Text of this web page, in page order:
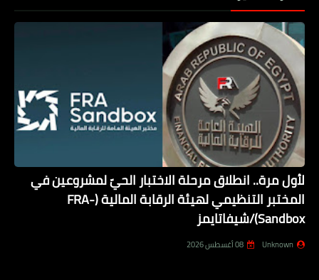
لأول مرة.. انطلاق مرحلة الاختبار الحيّ لمشروعين في
المختبر التنظيمي لهيئة الرقابة المالية (FRA-
Sandbox)/شيفاتايمز
Unknown 08 أغسطس 2026